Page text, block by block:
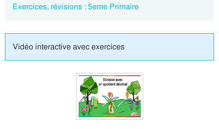
Exercices, révisions : 5eme Primaire
Vidéo interactive avec exercices